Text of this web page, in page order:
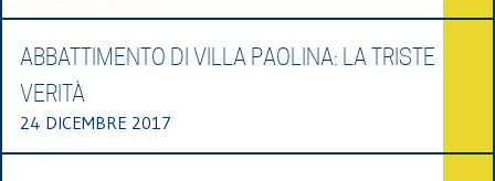
ABBATTIMENTO DI VILLA PAOLINA: LA TRISTE
VERITÀ
24 DICEMBRE 2017